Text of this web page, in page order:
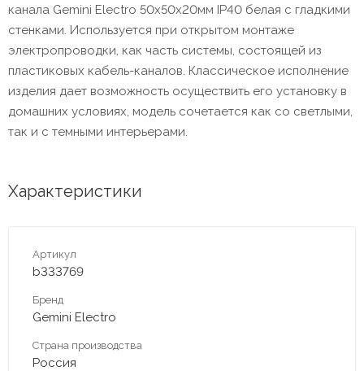
канала Gemini Electro 50х50х20мм IP40 белая с гладкими
стенками. Используется при открытом монтаже
электропроводки, как часть системы, состоящей из
пластиковых кабель-каналов. Классическое исполнение
изделия дает возможность осуществить его установку в
домашних условиях, модель сочетается как со светлыми,
так и с темными интерьерами.
Характеристики
Артикул
b333769
Бренд
Gemini Electro
Страна производства
Россия